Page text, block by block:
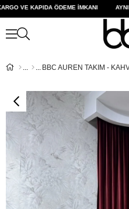
VE KAPIDA ÖDEME İMKANI AYNI
BBC AUREN TAKIM -